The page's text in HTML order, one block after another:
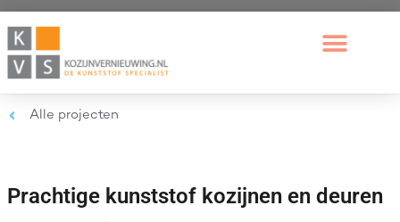
Alle projecten
Prachtige kunststof kozijnen en deuren